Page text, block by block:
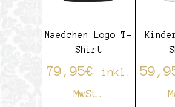
Maedchen Logo T-
Shirt
79,95€
inkl.
MwSt.